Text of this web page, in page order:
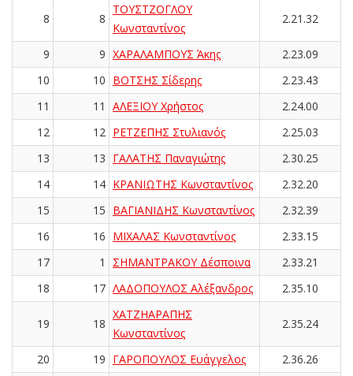
8 8
ΤΟΥΣΤΖΟΓΛΟΥ
Κωνσταντίνος
2.21.32
9 9 ΧΑΡΑΛΑΜΠΟΥΣ Άκης
2.23.09
10
10 ΒΟΤΣΗΣ Σίδερης
2.23.43
11
11 ΑΛΕΞΙΟΥ Χρήστος
2.24.00
12
12 ΡΕΤΖΕΠΗΣ Στυλιανός
2.25.03
13
13 ΓΑΛΑΤΗΣ Παναγιώτης
2.30.25
14
14 ΚΡΑΝΙΩΤΗΣ Κωνσταντίνος
2.32.20
15
15 ΒΑΓΙΑΝΙΔΗΣ Κωνσταντίνος
2.32.39
16
16 ΜΙΧΑΛΑΣ Κωνσταντίνος
2.33.15
17
1 ΣΗΜΑΝΤΡΑΚΟΥ Δέσποινα
2.33.21
18
17 ΛΑΔΟΠΟΥΛΟΣ Αλέξανδρος 2.35.10
19 18
ΧΑΤΖΗΑΡΑΠΗΣ
Κωνσταντίνος
2.35.24
20 19 ΓΑΡΟΠΟΥΛΟΣ Ευάγγελος
2.36.26